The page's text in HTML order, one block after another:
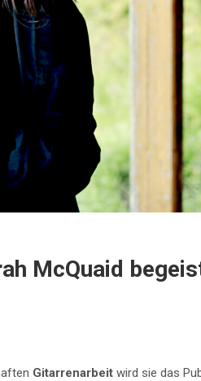
McQuaid
Gitarrenarbeit wird sie das